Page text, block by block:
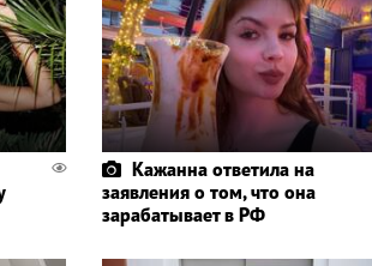
Кажанна ответила на
заявления о том, что она
зарабатывает в РФ